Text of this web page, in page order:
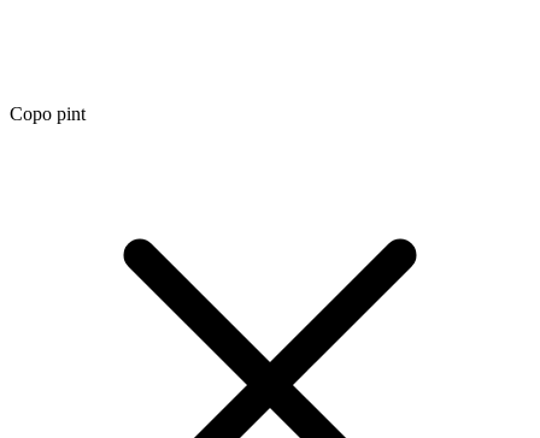
Copo pint